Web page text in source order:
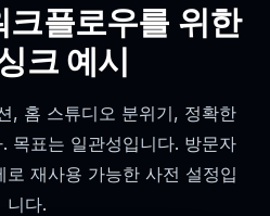
크플로우를 위한
크 예시
, 홈 스튜디오 분위기, 정확한
목표는 일관성입니다. 방문자
재사용 가능한 사전 설정입
니다.